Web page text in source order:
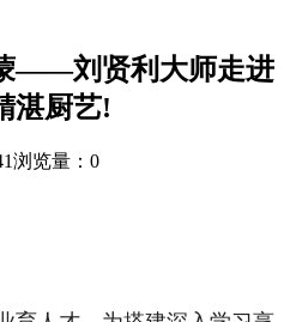
——刘贤利大师走进
湛厨艺!
浏览量： 0